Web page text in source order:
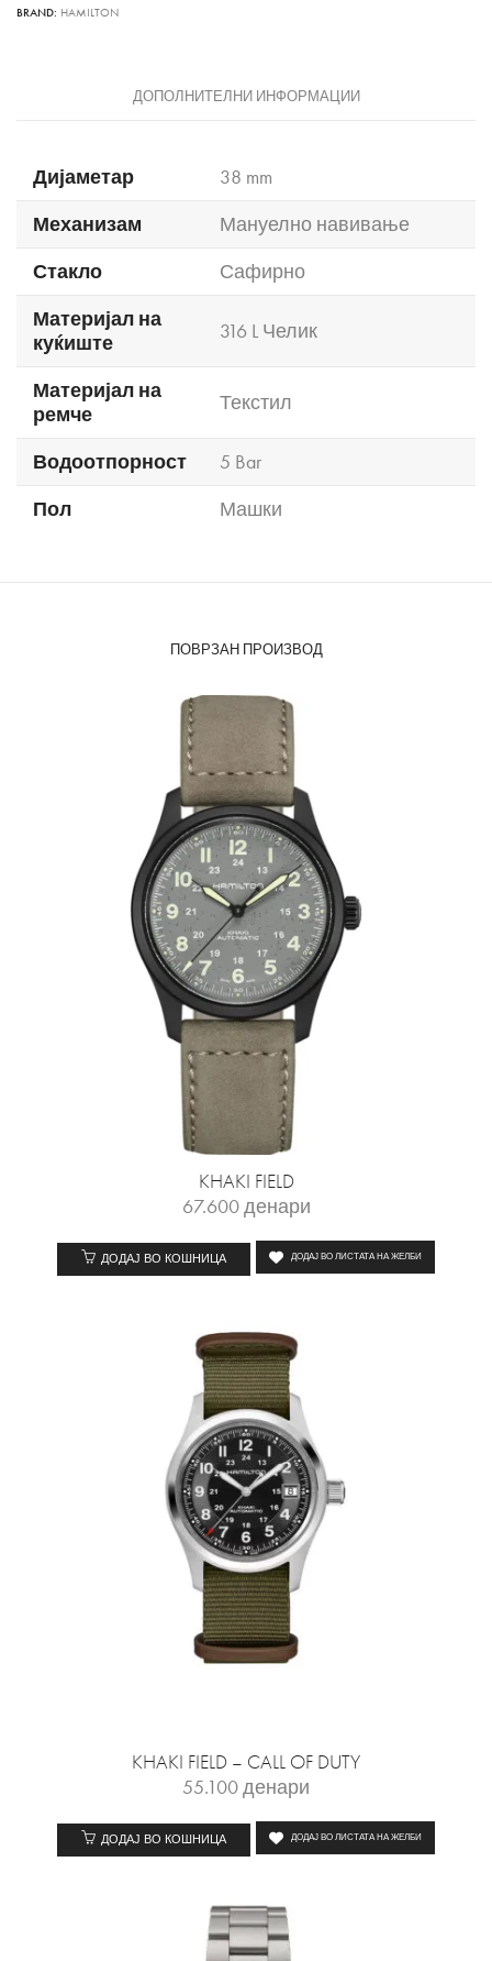
BRAND: HAMILTON
ДОПОЛНИТЕЛНИ ИНФОРМАЦИИ
Дијаметар
38 mm
Механизам
Мануелно навивање
Стакло
Сафирно
Материјал на
куќиште
316 L Челик
Материјал на
ремче
Текстил
Водоотпорност
5 Bar
Пол
Машки
ПОВРЗАН ПРОИЗВОД
KHAKI FIELD
67.600денари
ДОДАЈ ВО КОШНИЦА ДОДАЈ ВО ЛИСТАТА НА ЖЕЛБИ
KHAKI FIELD – CALL OF DUTY
55.100денари
ДОДАЈ ВО КОШНИЦА ДОДАЈ ВО ЛИСТАТА НА ЖЕЛБИ